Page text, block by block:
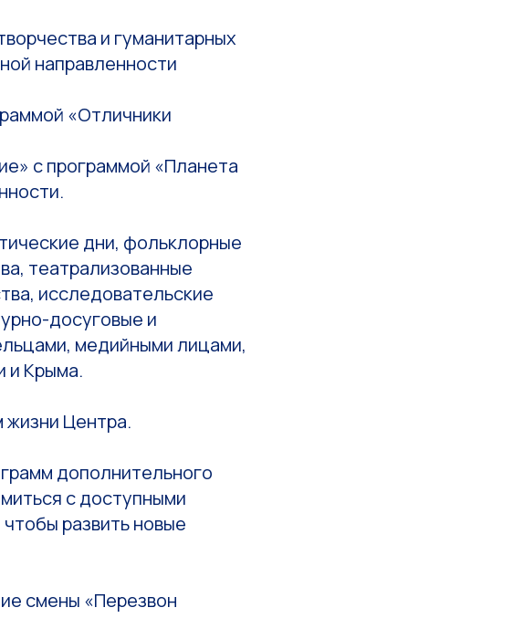
и гуманитарных
направленности
«Отличники
с программой «Планета
дни, фольклорные
театрализованные
исследовательские
досуговые и
медийными лицами,
и Крыма.
жизни Центра.
дополнительного
с доступными
развить новые
смены «Перезвон